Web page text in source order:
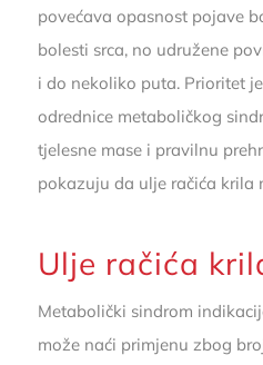
povećava opasnost pojave
bolesti srca, no udružene
i do nekoliko puta. Prioritet
odrednice metaboličkog
tjelesne mase i pravilnu
pokazuju da ulje račića krila
Ulje račića
Metabolički sindrom
može naći primjenu zbog